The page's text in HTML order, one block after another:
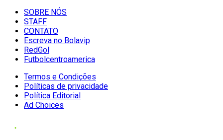
SOBRE NÓS
STAFF
CONTATO
Escreva no Bolavip
RedGol
Futbolcentroamerica
Termos e Condições
Políticas de privacidade
Política Editorial
Ad Choices